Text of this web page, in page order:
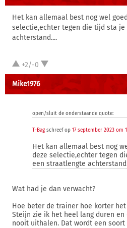
Het kan allemaal best nog wel
selectie,echter tegen die tijd sta
achterstand....
+2/-0
Mike1976
open/sluit de onderstaande quote:
T-Bag schreef op 17 september 2023 om
Het kan allemaal best nog
deze selectie,echter tegen
een straatlengte
Wat had je dan verwacht?
Hoe beter de trainer hoe korter
Steijn zie ik het heel lang duren
nooit uithalen. Dat wordt een soort